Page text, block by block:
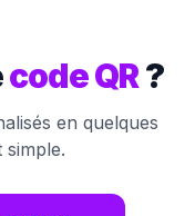
code QR?
en quelques
simple.